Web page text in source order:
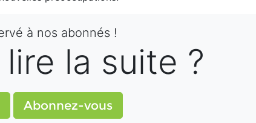
à nos abonnés !
la suite ?
Abonnez-vous